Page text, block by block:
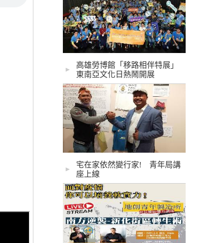
►
高雄勞博館「移路相伴特展」
東南亞文化日熱鬧開展
►
宅在家依然變行家! 青年局講
座上線